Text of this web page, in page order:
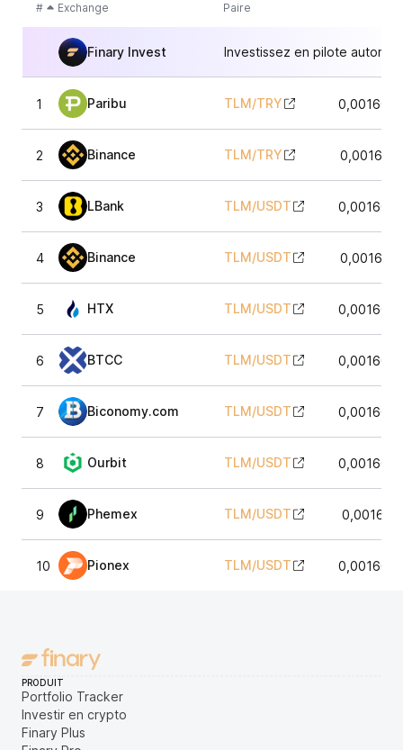
# Exchange Paire
Finary Invest Investissez en pilote
1 Paribu TLM/TRY
2 Binance TLM/TRY
3 LBank TLM/USDT
4 Binance TLM/USDT
5 HTX TLM/USDT
6 BTCC TLM/USDT
7 Biconomy.com TLM/USDT
8 Ourbit TLM/USDT
9 Phemex TLM/USDT
10 Pionex TLM/USDT
PRODUIT
Portfolio Tracker
Investir en crypto
Finary Plus